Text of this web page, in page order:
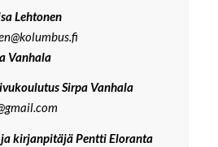
Liisa Lehtonen
Vanhala
Sirpa Vanhala
kirjanpitäjä Pentti Eloranta